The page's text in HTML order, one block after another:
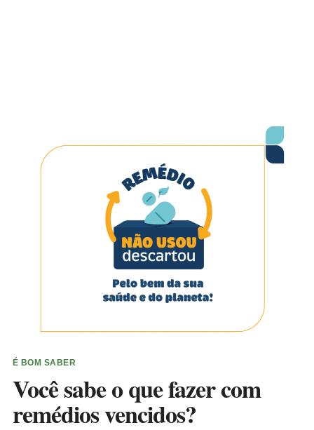
É BOM SABER
Você sabe o que fazer com
remédios vencidos?